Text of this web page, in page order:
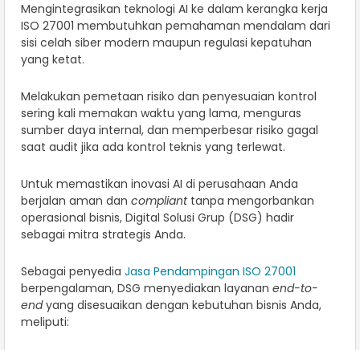
Mengintegrasikan teknologi AI ke dalam kerangka kerja
ISO 27001 membutuhkan pemahaman mendalam dari
sisi celah siber modern maupun regulasi kepatuhan
yang ketat.
Melakukan pemetaan risiko dan penyesuaian kontrol
sering kali memakan waktu yang lama, menguras
sumber daya internal, dan memperbesar risiko gagal
saat audit jika ada kontrol teknis yang terlewat.
Untuk memastikan inovasi AI di perusahaan Anda
berjalan aman dan complianttanpa mengorbankan
operasional bisnis, Digital Solusi Grup (DSG) hadir
sebagai mitra strategis Anda.
Sebagai penyedia Jasa Pendampingan ISO 27001
berpengalaman, DSG menyediakan layanan end-to-
endyang disesuaikan dengan kebutuhan bisnis Anda,
meliputi: